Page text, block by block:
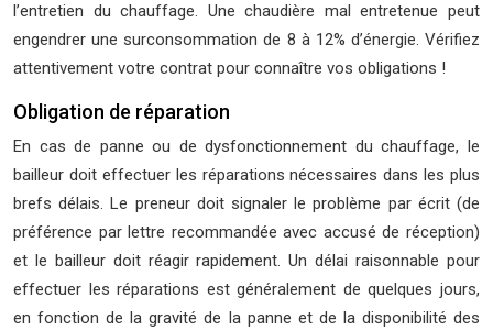
l’entretien du chauffage. Une chaudière mal entretenue peut
engendrer une surconsommation de 8 à 12% d’énergie. Vérifiez
attentivement votre contrat pour connaître vos obligations !
Obligation de réparation
En cas de panne ou de dysfonctionnement du chauffage, le
bailleur doit effectuer les réparations nécessaires dans les plus
brefs délais. Le preneur doit signaler le problème par écrit (de
préférence par lettre recommandée avec accusé de réception)
et le bailleur doit réagir rapidement. Un délai raisonnable pour
effectuer les réparations est généralement de quelques jours,
en fonction de la gravité de la panne et de la disponibilité des